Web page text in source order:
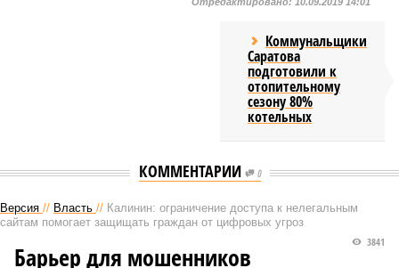
Коммунальщики
Саратова
подготовили к
отопительному
сезону 80%
котельных
КОММЕНТАРИИ 0
Версия // Власть // Калинин: ограничение доступа к нелегальным
сайтам помогает защищать граждан от цифровых угроз
3841
Барьер для мошенников